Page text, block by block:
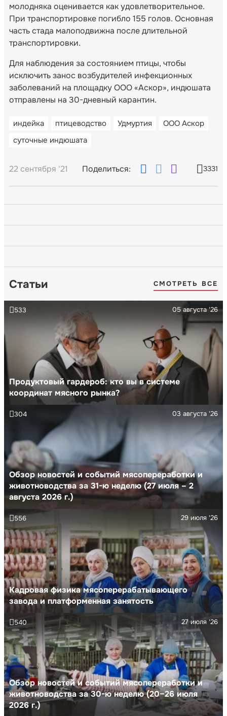
молодняка оценивается как удовлетворительное.
При транспортировке погибло 155 голов. Основная
часть стада малоподвижна после длительной
транспортировки.
Для наблюдения за состоянием птицы, чтобы
исключить занос возбудителей инфекционных
заболеваний на площадку ООО «Аскор», индюшата
отправлены на 30-дневный карантин.
индейка птицеводство Удмуртия
ООО Аскор
суточные индюшата
22 сентября '21 Поделиться: 3331
Статьи СМОТРЕТЬ ВСЕ
Продуктовый гардероб: кто вы в системе
координат мясного рынка?
05 августа '26
533
Обзор новостей и событий мясопереработки и
животноводства за 31-ю неделю (27 июля – 2
августа 2026 г.)
03 августа '26
304
Кадровая физика мясоперерабатывающего
завода и платформенная занятость
29 июля '26
556
Обзор новостей и событий мясопереработки и
животноводства за 30-ю неделю (20–26 июля
2026 г.)
27 июля '26
540